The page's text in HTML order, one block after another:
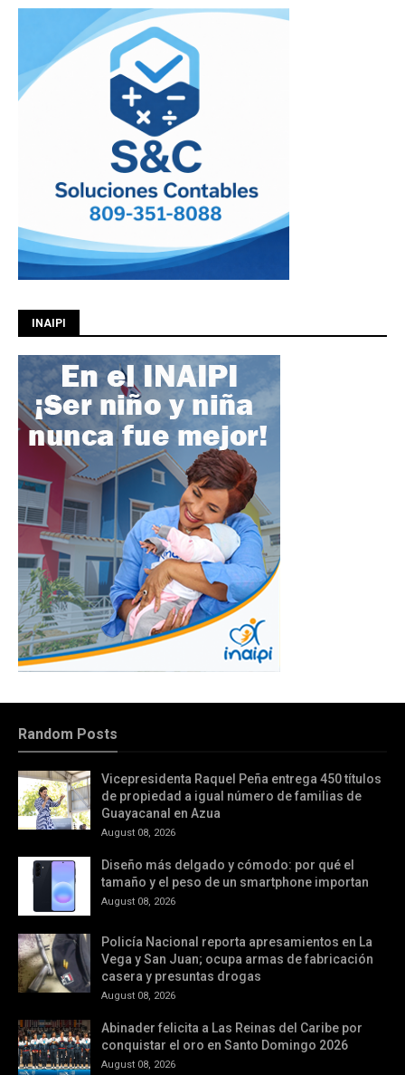
INAIPI
Random Posts
Vicepresidenta Raquel Peña entrega 450 títulos
de propiedad a igual número de familias de
Guayacanal en Azua
August 08, 2026
Diseño más delgado y cómodo: por qué el
tamaño y el peso de un smartphone importan
August 08, 2026
Policía Nacional reporta apresamientos en La
Vega y San Juan; ocupa armas de fabricación
casera y presuntas drogas
August 08, 2026
Abinader felicita a Las Reinas del Caribe por
conquistar el oro en Santo Domingo 2026
August 08, 2026